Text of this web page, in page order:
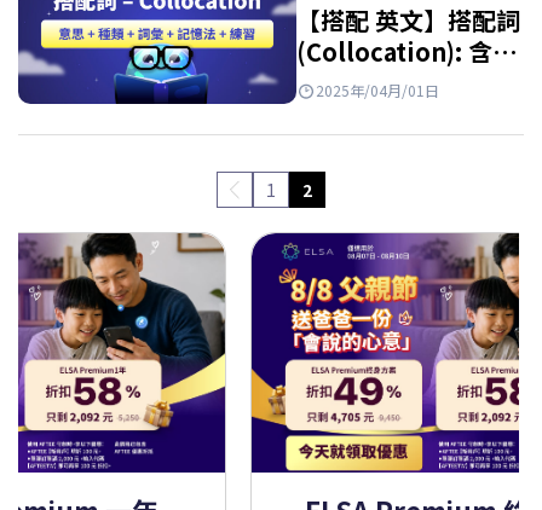
【搭配 英文】搭配詞
(Collocation): 含
義、常見類型、例
2025年/04月/01日
1 2